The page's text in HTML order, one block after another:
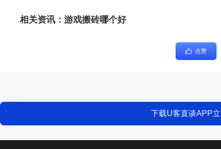
相关资讯： 游戏搬砖哪个好
点赞
下载U客直谈APP